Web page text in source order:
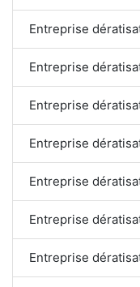
Entreprise
Entreprise
Entreprise
Entreprise
Entreprise
Entreprise
Entreprise